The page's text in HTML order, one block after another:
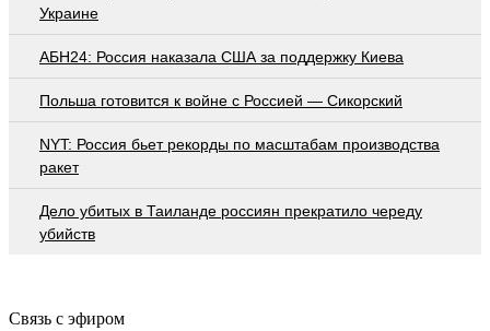
Украине
АБН24: Россия наказала США за поддержку Киева
Польша готовится к войне с Россией — Сикорский
NYT: Россия бьет рекорды по масштабам производства
ракет
Дело убитых в Таиланде россиян прекратило череду
убийств
Связь с эфиром